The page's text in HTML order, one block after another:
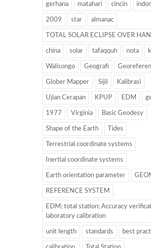
gerhana matahari cincin
2009 star almanac
TOTAL SOLAR ECLIPSE OVER
china solar tafaqquh nota
Walisongo Geografi
Glober Mapper Sijil Kalibrasi
Ujian Cerapan KPUP EDM
1977 Virginia Basic Geodesy
Shape of the Earth Tides
Terrestrial coordinate systems
Inertial coordinate systems
Earth orientation parameter
REFERENCE SYSTEM
EDM; total station; Accuracy
laboratory calibration
unit length standards best